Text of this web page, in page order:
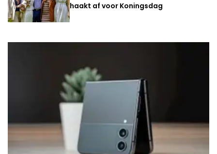
haakt af voor Koningsdag
Laatste nieuws